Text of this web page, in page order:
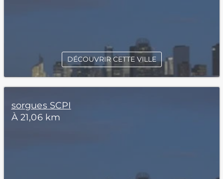
DÉCOUVRIR CETTE VILLE
sorgues SCPI
À 21,06 km